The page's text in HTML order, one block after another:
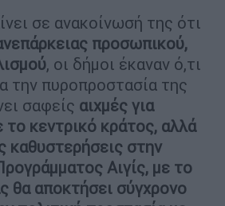
σε ανακοίνωσή της ότι
προσωπικού,
, οι δήμοι έκαναν ό,τι
την πυροπροστασία της
σαφείς αιχμές για
το κεντρικό κράτος, αλλά
καθυστερήσεις στην
Αιγίς, με το
θα αποκτήσει σύγχρονο